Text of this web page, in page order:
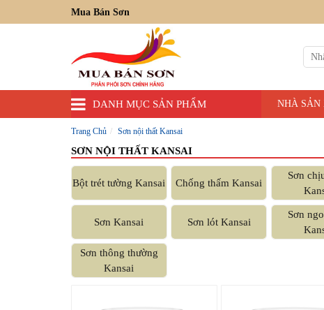
Mua Bán Sơn
DANH MỤC SẢN PHẨM NHÀ SẢN
Trang Chủ Sơn nội thất Kansai
SƠN NỘI THẤT KANSAI
Bột trét tường Kansai Chống thấm Kansai
Sơn
Sơn Kansai Sơn lót Kansai
Sơn
Sơn thông thường
Kansai